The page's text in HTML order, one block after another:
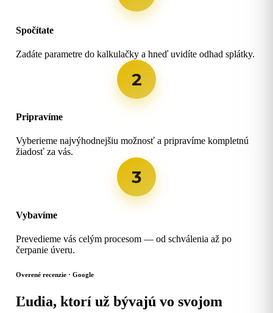
Spočítate
Zadáte parametre do kalkulačky a hneď uvidíte odhad splátky.
2
Pripravíme
Vyberieme najvýhodnejšiu možnosť a pripravíme kompletnú
žiadosť za vás.
3
Vybavíme
Prevedieme vás celým procesom — od schválenia až po
čerpanie úveru.
Overené recenzie · Google
Ľudia, ktorí už bývajú vo svojom